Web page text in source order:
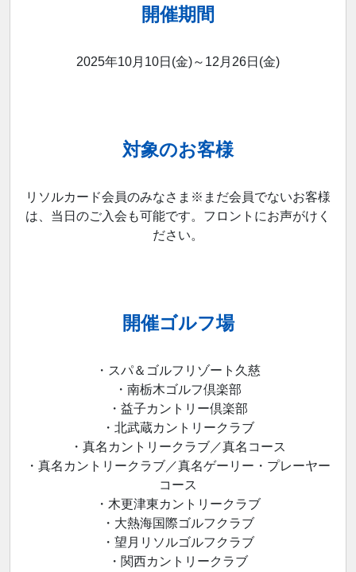
開催期間
2025年10月10日(金)～12月26日(金)
対象のお客様
リソルカード会員のみなさま※まだ会員でないお客様
は、当日のご入会も可能です。フロントにお声がけく
ださい。
開催ゴルフ場
・スパ＆ゴルフリゾート久慈
・南栃木ゴルフ倶楽部
・益子カントリー倶楽部
・北武蔵カントリークラブ
・真名カントリークラブ／真名コース
・真名カントリークラブ／真名ゲーリー・プレーヤー
コース
・木更津東カントリークラブ
・大熱海国際ゴルフクラブ
・望月リソルゴルフクラブ
・関西カントリークラブ